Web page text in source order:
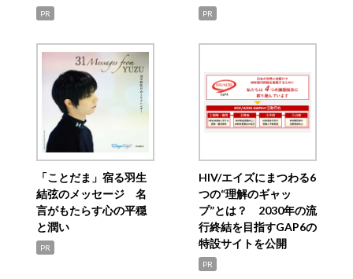
PR PR
「ことだま」宿る羽生
結弦のメッセージ 名
言がもたらす心の平穏
と潤い
PR
HIV/エイズにまつわる6
つの“理解のギャッ
プ”とは？ 2030年の流
行終結を目指すGAP6の
特設サイトを公開
PR